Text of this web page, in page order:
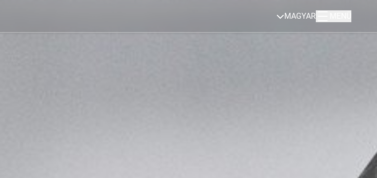
MAGYAR